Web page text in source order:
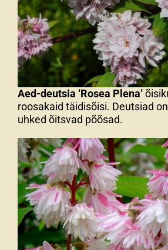
Aed-deutsia ‘Rosea Plena’
roosakaid täidisõisi. Deutsiad
uhked õitsvad põõsad.